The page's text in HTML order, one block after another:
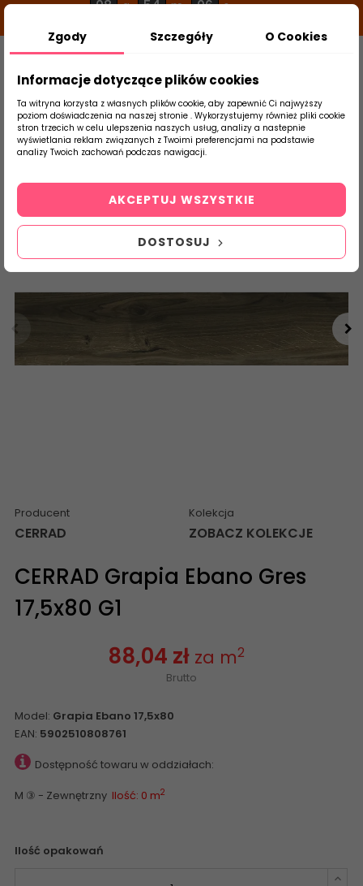
08 g 54 m 06 s
Szukaj
produktu
Strona Główna Salon / Taras Cerrad
Producent
CERRAD
Kolekcja
ZOBACZ KOLEKCJE
CERRAD Grapia Ebano Gres
17,5x80 G1
88,04 zł za m2
Brutto
Model: Grapia Ebano 17,5x80
EAN: 5902510808761
Dostępność towaru w oddziałach:
M ③ - Zewnętrzny Ilość: 0 m2
Ilość opakowań
Zgody Szczegóły O Cookies
Informacje dotyczące plików cookies
Ta witryna korzysta z własnych plików cookie, aby zapewnić Ci najwyższy
poziom doświadczenia na naszej stronie . Wykorzystujemy również pliki cookie
stron trzecich w celu ulepszenia naszych usług, analizy a nastepnie
wyświetlania reklam związanych z Twoimi preferencjami na podstawie
analizy Twoich zachowań podczas nawigacji.
DOSTOSUJ
AKCEPTUJ WSZYSTKIE